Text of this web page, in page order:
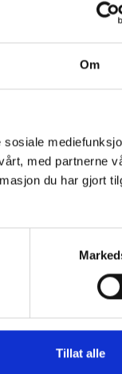
Om
med partnerne
du har gjort
Tillat alle
22x33mm
Furu snekkerkvalitet
Priser inkl.mva. og
kan lages i
men vi har ikke
Spesialtilpasningav
tilpassede lengder
Ta gjerne kontakt for